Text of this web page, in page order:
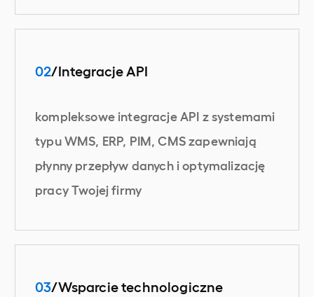
02/Integracje API
kompleksowe integracje API z systemami
typu WMS, ERP, PIM, CMS zapewniają
płynny przepływ danych i optymalizację
pracy Twojej firmy
03/Wsparcie technologiczne